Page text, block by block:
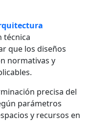
técnica
que los diseños
normativas y
precisa del
parámetros
y recursos en